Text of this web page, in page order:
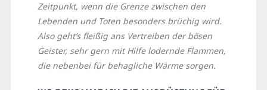
Zeitpunkt, wenn die Grenze zwischen den
Lebenden und Toten besonders brüchig wird.
Also geht’s fleißig ans Vertreiben der bösen
Geister, sehr gern mit Hilfe lodernde Flammen,
die nebenbei für behagliche Wärme sorgen.